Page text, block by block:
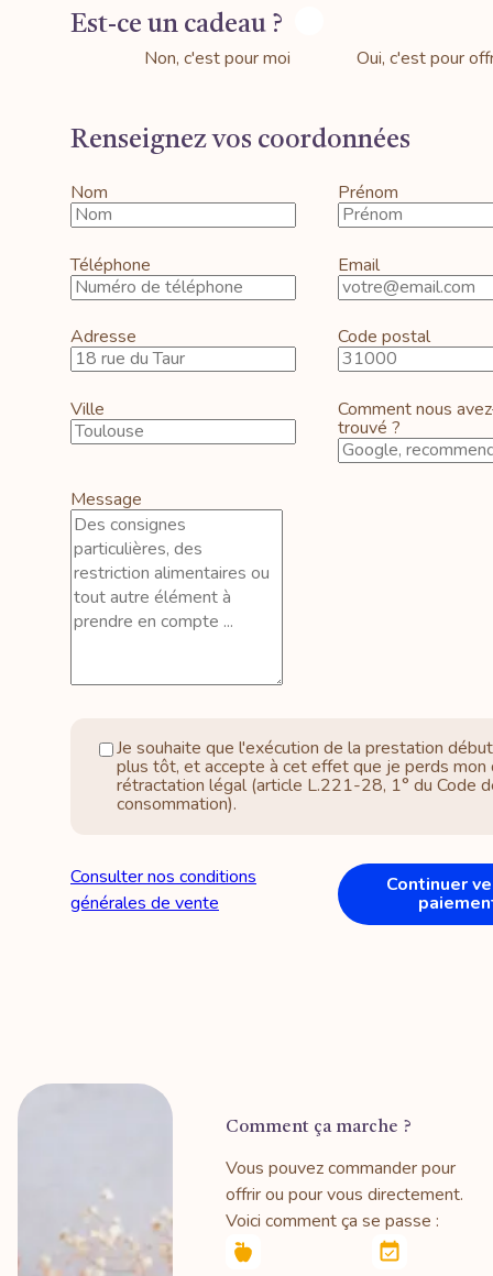
Est-ce un cadeau ?
Non, c'est pour moi Oui, c'est pour
Renseignez vos coordonnées
Nom Prénom
Téléphone Email
Adresse Code postal
Ville Comment nous
trouvé ?
Message
Je souhaite que l'exécution de la prestation
plus tôt, et accepte à cet effet que je perds mon
rétractation légal (article L.221-28, 1° du Code
consommation).
Consulter nos conditions
générales de vente
Continuer
Comment ça marche ?
Vous pouvez commander pour
offrir ou pour vous directement.
Voici comment ça se passe :